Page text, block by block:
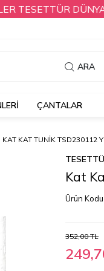
ARA
ÇANTALAR
KAT KAT TUNIK TSD230112
Kat
Ürün Kodu
352,00TL